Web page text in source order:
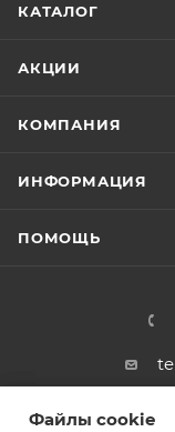
КАТАЛОГ
АКЦИИ
КОМПАНИЯ
ИНФОРМАЦИЯ
ПОМОЩЬ
г.
Файлы cookie
Файлы cookie